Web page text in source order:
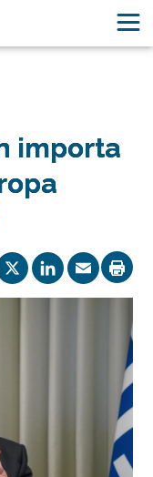
importa
X